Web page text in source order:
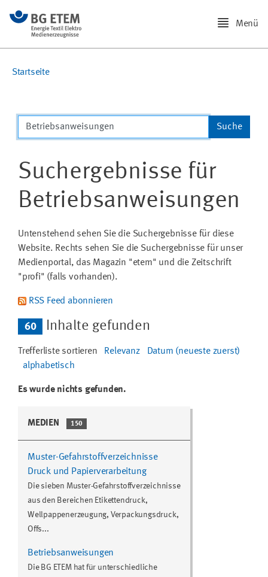
Menü
Startseite
Suchergebnisse für
Betriebsanweisungen
Untenstehend sehen Sie die Suchergebnisse für diese
Website. Rechts sehen Sie die Suchergebnisse für unser
Medienportal, das Magazin "etem" und die Zeitschrift
"profi" (falls vorhanden).
RSS Feed abonnieren
60 Inhalte gefunden
Trefferliste sortieren Relevanz
Datum (neueste zuerst)
alphabetisch
Es wurde nichts gefunden.
MEDIEN 150
Muster-Gefahrstoffverzeichnisse
Druck und Papierverarbeitung
Die sieben Muster-Gefahrstoffverzeichnisse
aus den Bereichen Etikettendruck,
Wellpappenerzeugung, Verpackungsdruck,
Offs...
Betriebsanweisungen
Die BG ETEM hat für unterschiedliche